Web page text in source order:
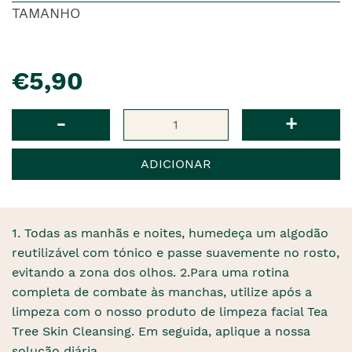
TAMANHO
€5,90
- +
ADICIONAR
1. Todas as manhãs e noites, humedeça um algodão
reutilizável com tónico e passe suavemente no rosto,
evitando a zona dos olhos. 2.Para uma rotina
completa de combate às manchas, utilize após a
limpeza com o nosso produto de limpeza facial Tea
Tree Skin Cleansing. Em seguida, aplique a nossa